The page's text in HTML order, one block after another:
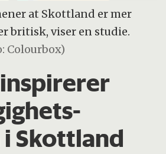
at Skottland er mer
britisk, viser en studie.
Colourbox)
Skottland